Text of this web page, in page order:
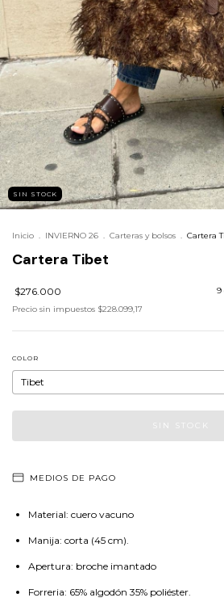
SIN STOCK
Inicio . INVIERNO 26 . Carteras y bolsos . Cartera
Cartera Tibet
$276.000 9
Precio sin impuestos $228.099,17
COLOR
MEDIOS DE PAGO
Material: cuero vacuno
Manija: corta (45 cm).
Apertura: broche imantado
Forreria: 65% algodón 35% poliéster.